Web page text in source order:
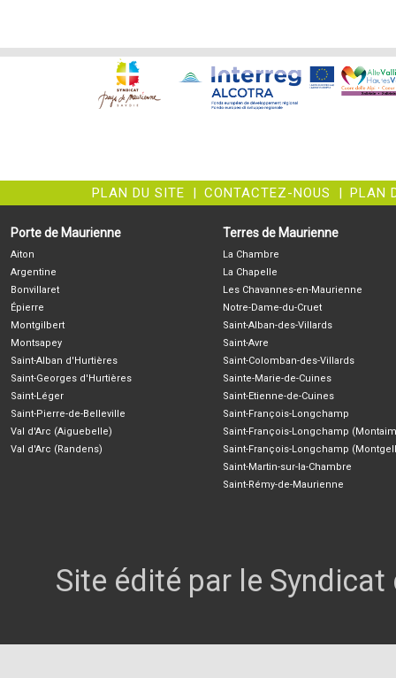
PLAN DU SITE | CONTACTEZ-NOUS | PLAN
Porte de Maurienne
Aiton
Argentine
Bonvillaret
Épierre
Montgilbert
Montsapey
Saint-Alban d'Hurtières
Saint-Georges d'Hurtières
Saint-Léger
Saint-Pierre-de-Belleville
Val d'Arc (Aiguebelle)
Val d'Arc (Randens)
Terres de Maurienne
La Chambre
La Chapelle
Les Chavannes-en-Maurienne
Notre-Dame-du-Cruet
Saint-Alban-des-Villards
Saint-Avre
Saint-Colomban-des-Villards
Sainte-Marie-de-Cuines
Saint-Etienne-de-Cuines
Saint-François-Longchamp
Saint-François-Longchamp
Saint-François-Longchamp
Saint-Martin-sur-la-Chambre
Saint-Rémy-de-Maurienne
Site édité par le